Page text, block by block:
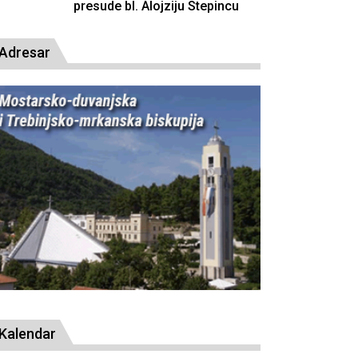
bl. Alojziju Stepincu